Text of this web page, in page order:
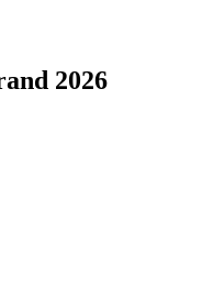
2026